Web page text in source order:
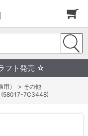
フト発売 ☆
） > その他
(58017-7C3448)